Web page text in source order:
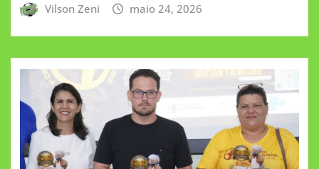
Vilson Zeni maio 24, 2026